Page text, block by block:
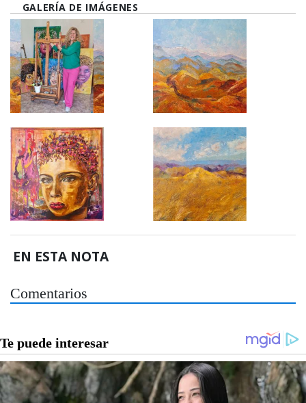
GALERÍA DE IMÁGENES
EN ESTA NOTA
Comentarios